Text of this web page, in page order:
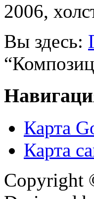
2006,
Вы здесь:
Карта
Карта
Copyright